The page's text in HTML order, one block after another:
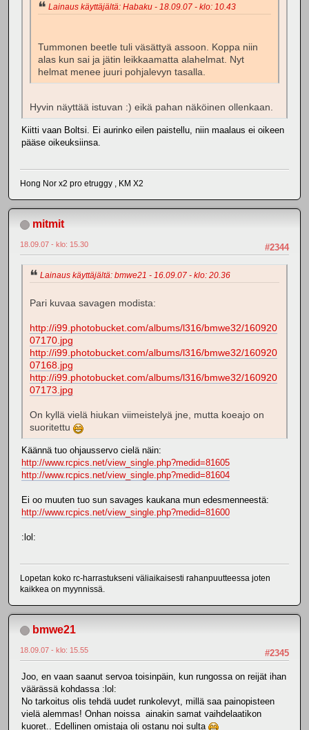
Lainaus käyttäjältä: Habaku - 18.09.07 - klo: 10.43
Tummonen beetle tuli väsättyä assoon. Koppa niin
alas kun sai ja jätin leikkaamatta alahelmat. Nyt
helmat menee juuri pohjalevyn tasalla.
Hyvin näyttää istuvan :) eikä pahan näköinen ollenkaan.
Kiitti vaan Boltsi. Ei aurinko eilen paistellu, niin maalaus ei oikeen
pääse oikeuksiinsa.
Hong Nor x2 pro etruggy , KM X2
mitmit
#2344
18.09.07 - klo: 15.30
Lainaus käyttäjältä: bmwe21 - 16.09.07 - klo: 20.36
Pari kuvaa savagen modista:
http://i99.photobucket.com/albums/l316/bmwe32/160920
07170.jpg
http://i99.photobucket.com/albums/l316/bmwe32/160920
07168.jpg
http://i99.photobucket.com/albums/l316/bmwe32/160920
07173.jpg
On kyllä vielä hiukan viimeistelyä jne, mutta koeajo on
suoritettu
Käännä tuo ohjausservo cielä näin:
http://www.rcpics.net/view_single.php?medid=81605
http://www.rcpics.net/view_single.php?medid=81604
Ei oo muuten tuo sun savages kaukana mun edesmenneestä:
http://www.rcpics.net/view_single.php?medid=81600
:lol:
Lopetan koko rc-harrastukseni väliaikaisesti rahanpuutteessa joten
kaikkea on myynnissä.
bmwe21
#2345
18.09.07 - klo: 15.55
Joo, en vaan saanut servoa toisinpäin, kun rungossa on reijät ihan
väärässä kohdassa :lol:
No tarkoitus olis tehdä uudet runkolevyt, millä saa painopisteen
vielä alemmas! Onhan noissa ainakin samat vaihdelaatikon
kuoret.. Edellinen omistaja oli ostanu noi sulta